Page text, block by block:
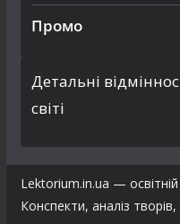
Промо
Детальні
світі
Lektorium.in.ua —
Конспекти, аналіз